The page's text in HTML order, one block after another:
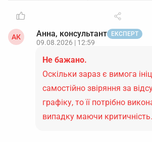
АК Анна, консультант ЕКСПЕРТ
09.08.2026 | 12:59
Не бажано.
Оскільки зараз є вимога
самостійно звіряння за
графіку, то її потрібно
випадку маючи